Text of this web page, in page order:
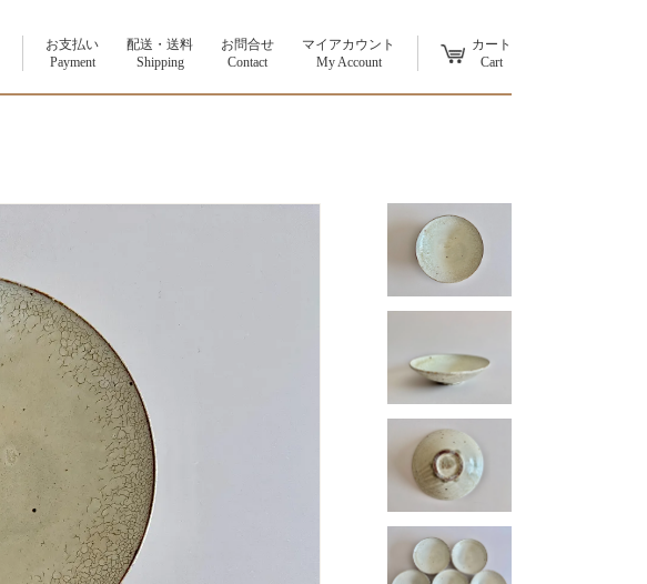
お支払い
Payment
配送・送料
Shipping
お問合せ
Contact
マイアカウント
My Account
カート
Cart